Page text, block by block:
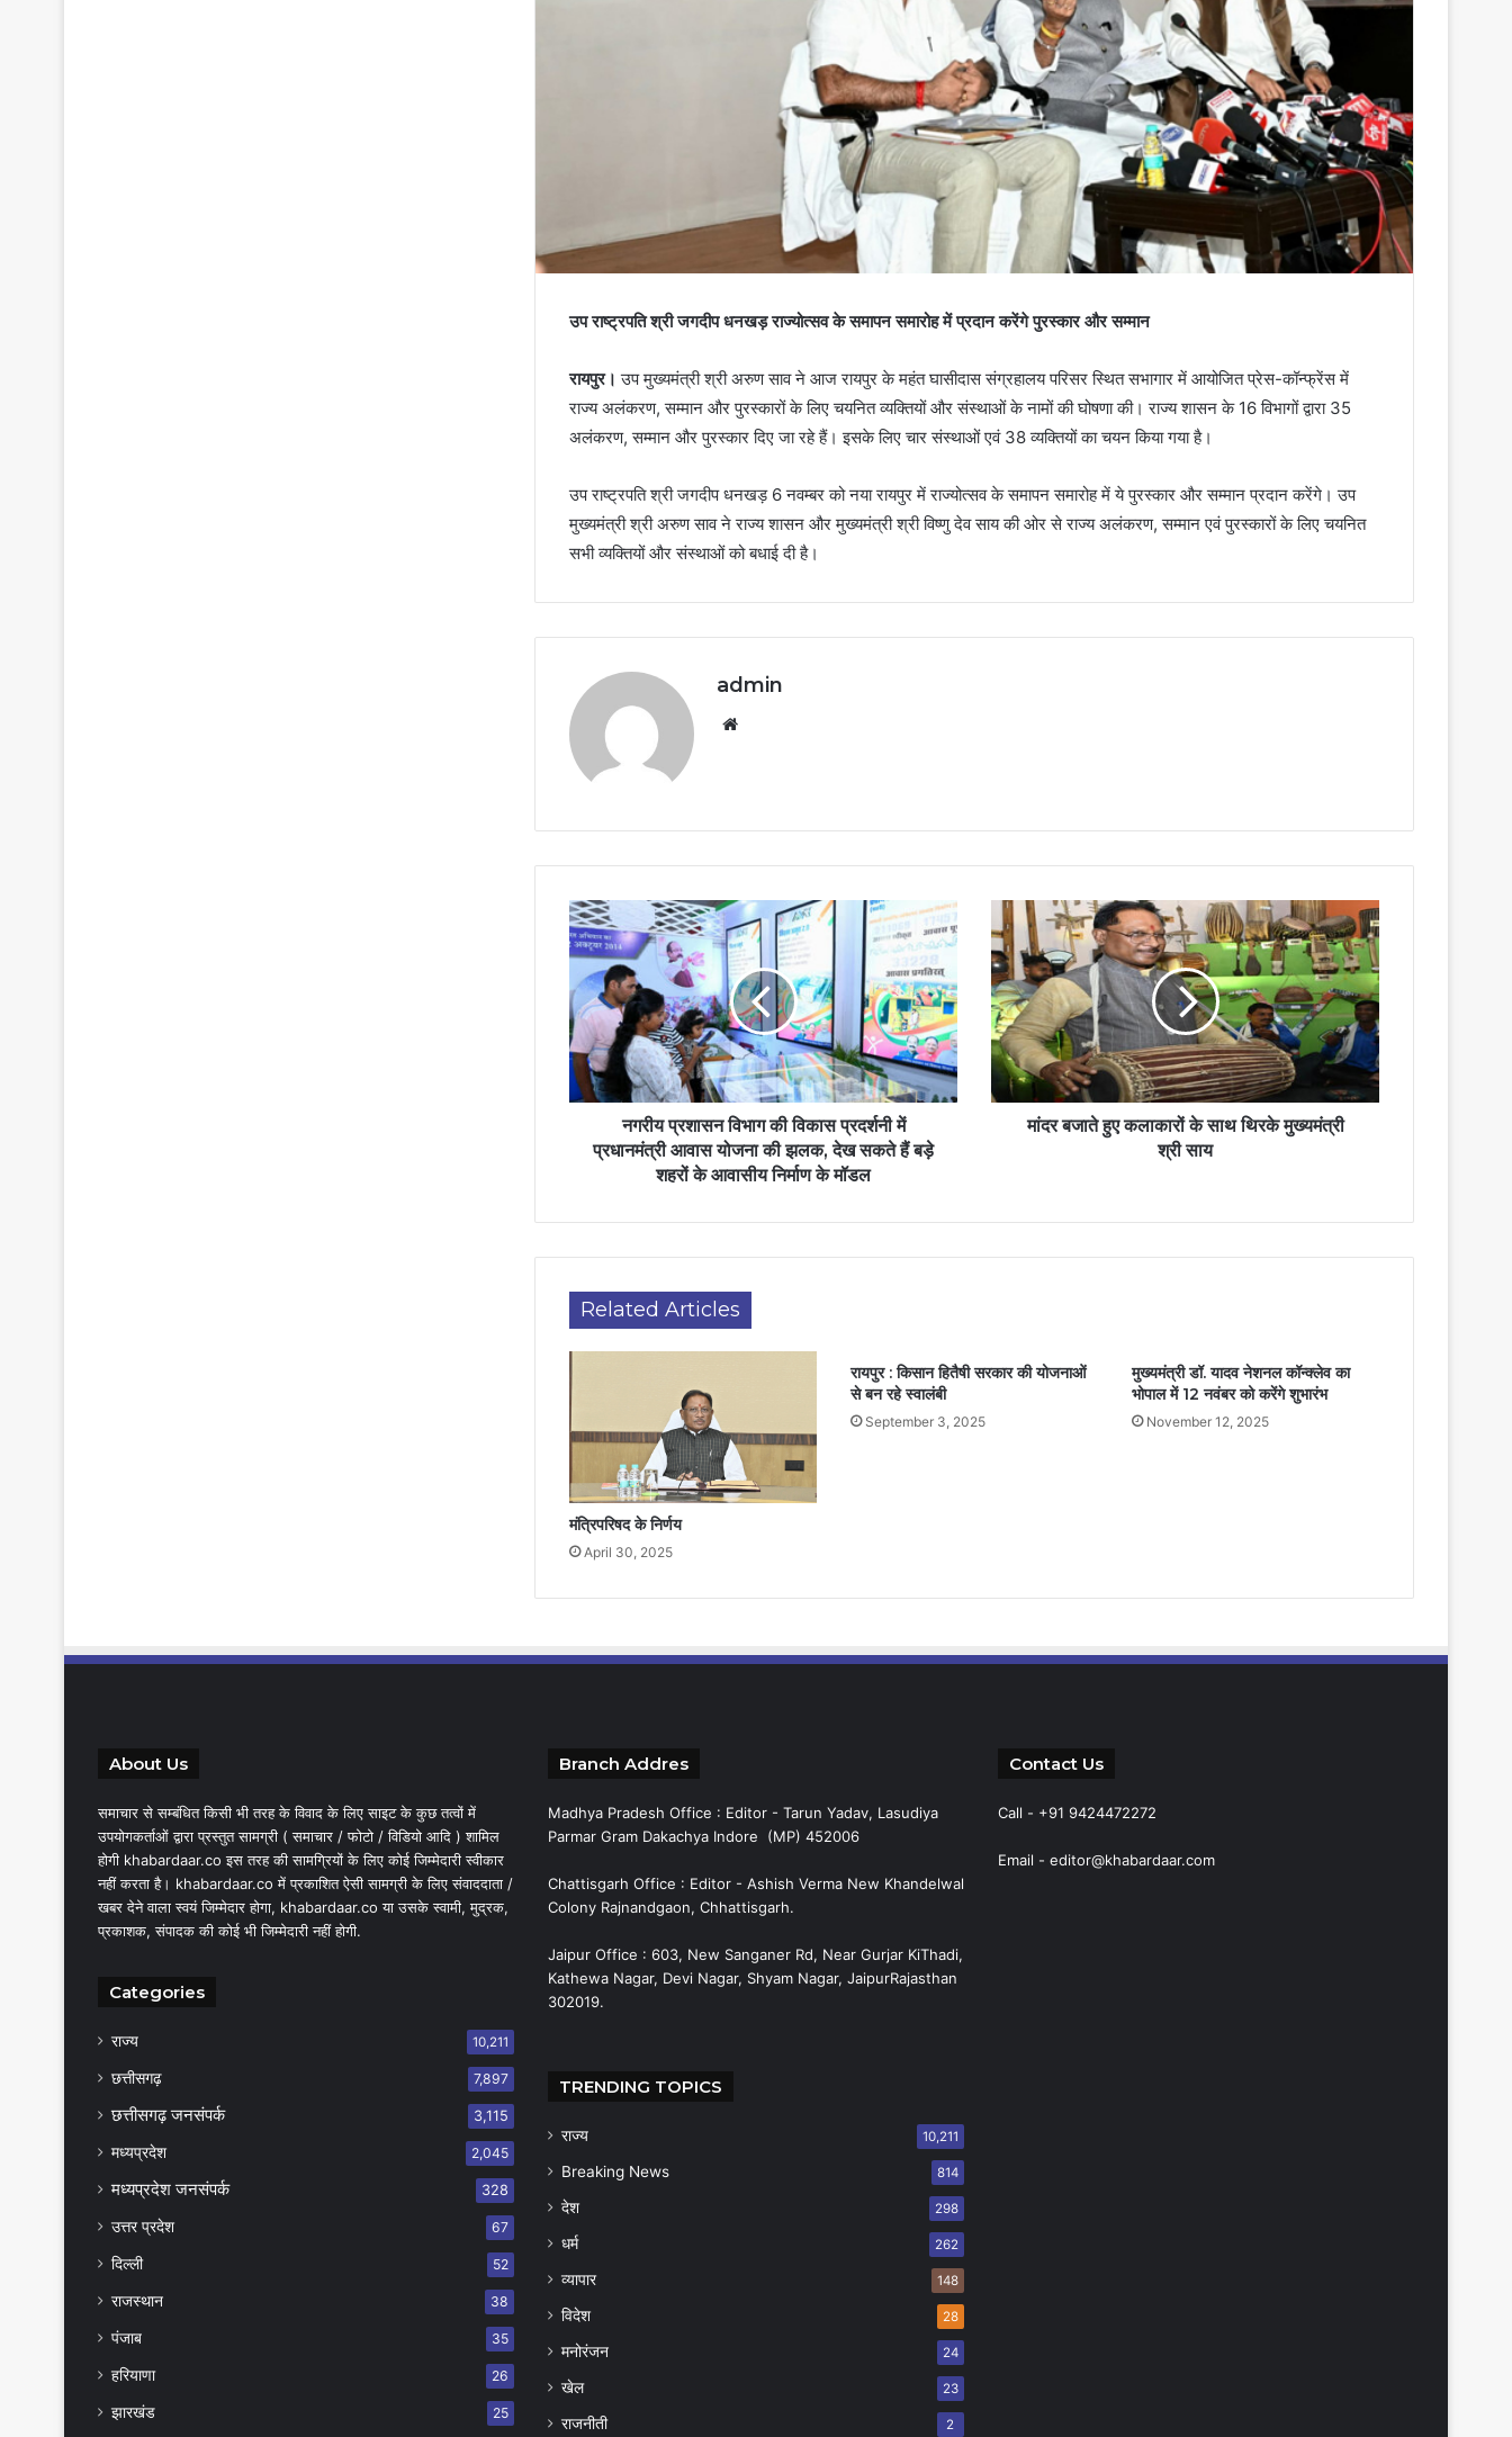
उप राष्ट्रपति श्री जगदीप धनखड़ राज्योत्सव के समापन समारोह में प्रदान करेंगे पुरस्कार और सम्मान
रायपुर। उप मुख्यमंत्री श्री अरुण साव ने आज रायपुर के महंत घासीदास संग्रहालय परिसर स्थित सभागार में आयोजित प्रेस-कॉन्फ्रेंस में
राज्य अलंकरण, सम्मान और पुरस्कारों के लिए चयनित व्यक्तियों और संस्थाओं के नामों की घोषणा की। राज्य शासन के 16 विभागों द्वारा 35
अलंकरण, सम्मान और पुरस्कार दिए जा रहे हैं। इसके लिए चार संस्थाओं एवं 38 व्यक्तियों का चयन किया गया है।
उप राष्ट्रपति श्री जगदीप धनखड़ 6 नवम्बर को नया रायपुर में राज्योत्सव के समापन समारोह में ये पुरस्कार और सम्मान प्रदान करेंगे। उप
मुख्यमंत्री श्री अरुण साव ने राज्य शासन और मुख्यमंत्री श्री विष्णु देव साय की ओर से राज्य अलंकरण, सम्मान एवं पुरस्कारों के लिए चयनित
सभी व्यक्तियों और संस्थाओं को बधाई दी है।
admin
नगरीय प्रशासन विभाग की विकास प्रदर्शनी में
प्रधानमंत्री आवास योजना की झलक, देख सकते हैं बड़े
शहरों के आवासीय निर्माण के मॉडल
मांदर बजाते हुए कलाकारों के साथ थिरके मुख्यमंत्री
श्री साय
Related Articles
मंत्रिपरिषद के निर्णय
April 30, 2025
रायपुर : किसान हितैषी सरकार की योजनाओं
से बन रहे स्वालंबी
September 3, 2025
मुख्यमंत्री डॉ. यादव नेशनल कॉन्क्लेव का
भोपाल में 12 नवंबर को करेंगे शुभारंभ
November 12, 2025
About Us
समाचार से सम्बंधित किसी भी तरह के विवाद के लिए साइट के कुछ तत्वों में
उपयोगकर्ताओं द्वारा प्रस्तुत सामग्री ( समाचार / फोटो / विडियो आदि ) शामिल
होगी khabardaar.co इस तरह की सामग्रियों के लिए कोई जिम्मेदारी स्वीकार
नहीं करता है। khabardaar.co में प्रकाशित ऐसी सामग्री के लिए संवाददाता /
खबर देने वाला स्वयं जिम्मेदार होगा, khabardaar.co या उसके स्वामी, मुद्रक,
प्रकाशक, संपादक की कोई भी जिम्मेदारी नहीं होगी.
Categories
राज्य 10,211
छत्तीसगढ़ 7,897
छत्तीसगढ़ जनसंपर्क 3,115
मध्यप्रदेश 2,045
मध्यप्रदेश जनसंपर्क 328
उत्तर प्रदेश 67
दिल्ली 52
राजस्थान 38
पंजाब 35
हरियाणा 26
झारखंड 25
Branch Addres
Madhya Pradesh Office : Editor - Tarun Yadav, Lasudiya
Parmar Gram Dakachya Indore (MP) 452006
Chattisgarh Office : Editor - Ashish Verma New Khandelwal
Colony Rajnandgaon, Chhattisgarh.
Jaipur Office : 603, New Sanganer Rd, Near Gurjar KiThadi,
Kathewa Nagar, Devi Nagar, Shyam Nagar, JaipurRajasthan
302019.
TRENDING TOPICS
राज्य 10,211
Breaking News 814
देश 298
धर्म 262
व्यापार 148
विदेश 28
मनोरंजन 24
खेल 23
राजनीती 2
Contact Us
Call - +91 9424472272
Email - editor@khabardaar.com